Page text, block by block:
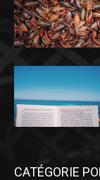
CATÉGORIE